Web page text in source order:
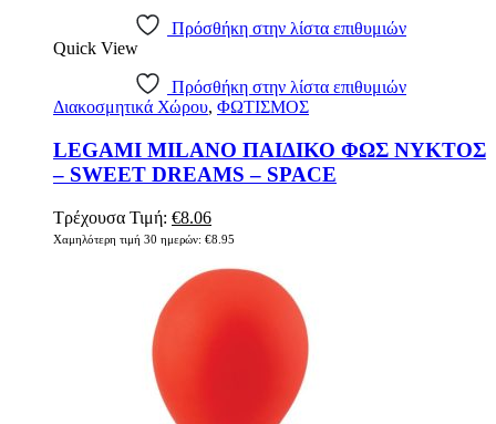
Πρόσθήκη στην λίστα επιθυμιών
Quick View
Πρόσθήκη στην λίστα επιθυμιών
Διακοσμητικά Χώρου, ΦΩΤΙΣΜΟΣ
LEGAMI MILANO ΠΑΙΔΙΚΟ ΦΩΣ ΝΥΚΤΟΣ
– SWEET DREAMS – SPACE
Τρέχουσα Τιμή: Original
price
€8.95.
€8.06Η
τρέχουσα
είναι:
Χαμηλότερη τιμή 30 ημερών: €8.95